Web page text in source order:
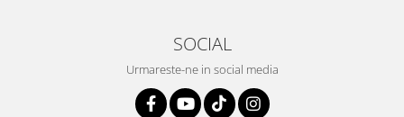
SOCIAL
Urmareste-ne in social media